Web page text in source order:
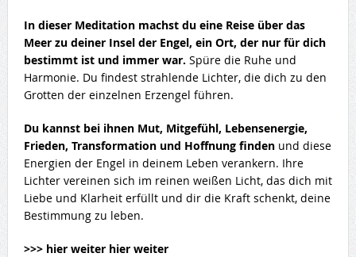
In dieser Meditation machst du eine Reise über das
Meer zu deiner Insel der Engel, ein Ort, der nur für dich
bestimmt ist und immer war. Spüre die Ruhe und
Harmonie. Du findest strahlende Lichter, die dich zu den
Grotten der einzelnen Erzengel führen.
Du kannst bei ihnen Mut, Mitgefühl, Lebensenergie,
Frieden, Transformation und Hoffnung finden und diese
Energien der Engel in deinem Leben verankern. Ihre
Lichter vereinen sich im reinen weißen Licht, das dich mit
Liebe und Klarheit erfüllt und dir die Kraft schenkt, deine
Bestimmung zu leben.
>>> hier weiter hier weiter